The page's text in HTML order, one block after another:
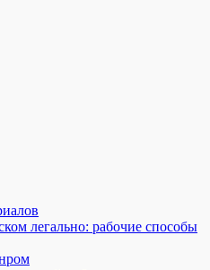
легально: рабочие способы